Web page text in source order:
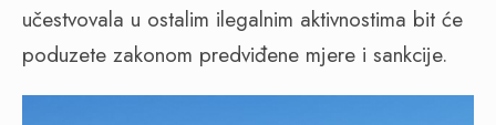
učestvovala u ostalim ilegalnim aktivnostima bit će
poduzete zakonom predviđene mjere i sankcije.